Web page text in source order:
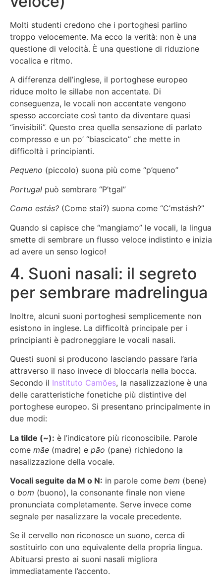
Molti studenti credono che i portoghesi parlino
troppo velocemente. Ma ecco la verità: non è una
questione di velocità. È una questione di riduzione
vocalica e ritmo.
A differenza dell’inglese, il portoghese europeo
riduce molto le sillabe non accentate. Di
conseguenza, le vocali non accentate vengono
spesso accorciate così tanto da diventare quasi
“invisibili”. Questo crea quella sensazione di parlato
compresso e un po’ “biascicato” che mette in
difficoltà i principianti.
Pequeno (piccolo) suona più come “p’queno”
Portugal può sembrare “P’tgal”
Como estás? (Come stai?) suona come “C’mstásh?”
Quando si capisce che “mangiamo” le vocali, la lingua
smette di sembrare un flusso veloce indistinto e inizia
ad avere un senso logico!
4. Suoni nasali: il segreto
per sembrare madrelingua
Inoltre, alcuni suoni portoghesi semplicemente non
esistono in inglese. La difficoltà principale per i
principianti è padroneggiare le vocali nasali.
Questi suoni si producono lasciando passare l’aria
attraverso il naso invece di bloccarla nella bocca.
Secondo il Instituto Camões, la nasalizzazione è una
delle caratteristiche fonetiche più distintive del
portoghese europeo. Si presentano principalmente in
due modi:
La tilde (~): è l’indicatore più riconoscibile. Parole
come mãe (madre) e pão (pane) richiedono la
nasalizzazione della vocale.
Vocali seguite da M o N: in parole come bem (bene)
o bom (buono), la consonante finale non viene
pronunciata completamente. Serve invece come
segnale per nasalizzare la vocale precedente.
Se il cervello non riconosce un suono, cerca di
sostituirlo con uno equivalente della propria lingua.
Abituarsi presto ai suoni nasali migliora
immediatamente l’accento.